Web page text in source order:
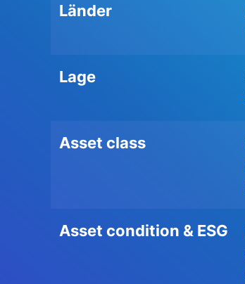
Länder
Lage
Asset class
Asset condition & ESG